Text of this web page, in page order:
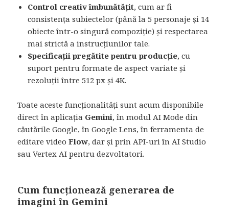
Control creativ îmbunătățit, cum ar fi
consistența subiectelor (până la 5 personaje și 14
obiecte într-o singură compoziție) și respectarea
mai strictă a instrucțiunilor tale.
Specificații pregătite pentru producție, cu
suport pentru formate de aspect variate și
rezoluții între 512 px și 4K.
Toate aceste funcționalități sunt acum disponibile
direct în aplicația Gemini, în modul AI Mode din
căutările Google, în Google Lens, în ferramenta de
editare videoFlow, dar și prin API-uri în AI Studio
sau Vertex AI pentru dezvoltatori.
Cum funcționează generarea de
imagini în Gemini